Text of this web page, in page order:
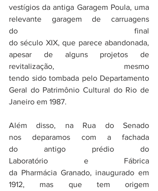
vestígios da antiga Garagem Poula, uma
relevante garagem de carruagens
do final
do século XIX, que parece abandonada,
apesar de alguns projetos de
revitalização, mesmo
tendo sido tombada pelo Departamento
Geral do Patrimônio Cultural do Rio de
Janeiro em 1987.
Além disso, na Rua do Senado
nos deparamos com a fachada
do antigo prédio do
Laboratório e Fábrica
da Pharmácia Granado, inaugurado em
1912, mas que tem origem